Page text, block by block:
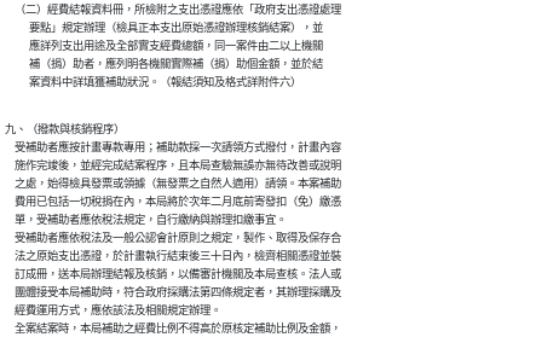
    （二）經費結報資料冊，所檢附之支出憑證應依「政府支出憑證處理
          要點」規定辦理（檢具正本支出原始憑證辦理核銷結案），並
          應詳列支出用途及全部實支經費總額，同一案件由二以上機關
          補（捐）助者，應列明各機關實際補（捐）助個金額，並於結
          案資料中詳填獲補助狀況。（報結須知及格式詳附件六）
九、（撥款與核銷程序）
    受補助者應按計畫專款專用；補助款採一次請領方式撥付，計畫內容
    施作完竣後，並經完成結案程序，且本局查驗無誤亦無待改善或說明
    之處，始得檢具發票或領據（無發票之自然人適用）請領。本案補助
    費用已包括一切稅捐在內，本局將於次年二月底前寄發扣（免）繳憑
    單，受補助者應依稅法規定，自行繳納與辦理扣繳事宜。
    受補助者應依稅法及一般公認會計原則之規定，製作、取得及保存合
    法之原始支出憑證，於計畫執行結束後三十日內，檢齊相關憑證並裝
    訂成冊，送本局辦理結報及核銷，以備審計機關及本局查核。法人或
    團體接受本局補助時，符合政府採購法第四條規定者，其辦理採購及
    經費運用方式，應依該法及相關規定辦理。
    全案結案時，本局補助之經費比例不得高於原核定補助比例及金額，